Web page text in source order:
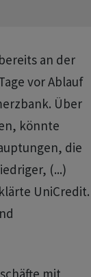
an der
vor Ablauf
Über
könnte
die
(...)
UniCredit.